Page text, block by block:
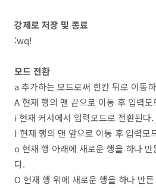
강제로 저장 및 종료
:wq!
모드 전환
a 추가하는 모드로써 한칸 뒤로 이동
A 현재 행의 맨 끝으로 이동 후 입력모
i 현재 커서에서 입력모드로 전환된다.
I 현재 행의 맨 앞으로 이동 후 입력모
o 현재 행 아래에 새로운 행을 하나
다.
O 현재 행 위에 새로운 행을 하나 만